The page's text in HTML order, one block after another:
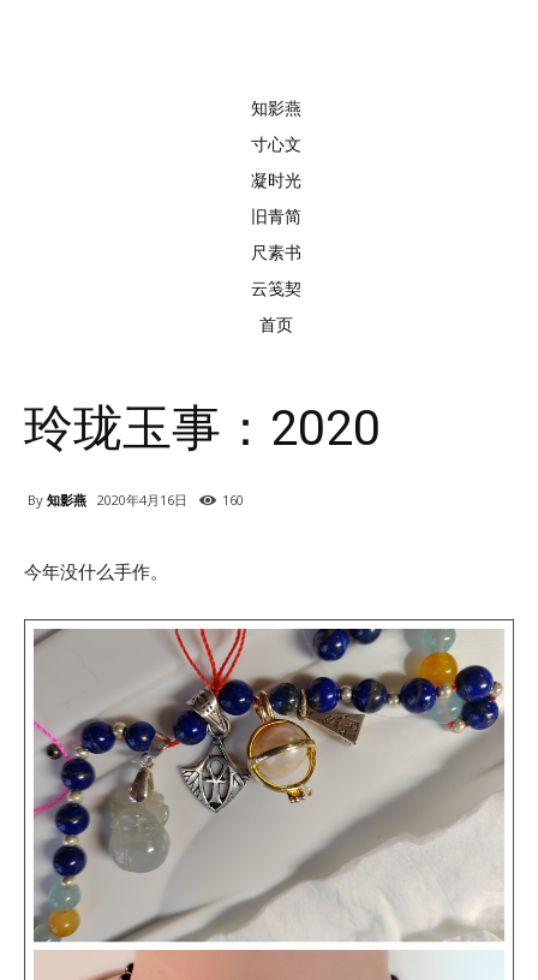
知影燕
寸心文
凝时光
旧青简
尺素书
云笺契
首页
玲珑玉事：2020
By 知影燕 2020年4月16日 160
今年没什么手作。